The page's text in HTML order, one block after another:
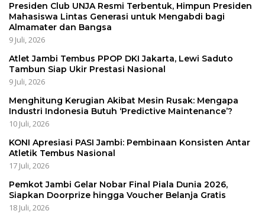
Presiden Club UNJA Resmi Terbentuk, Himpun Presiden
Mahasiswa Lintas Generasi untuk Mengabdi bagi
Almamater dan Bangsa
9 Juli, 2026
Atlet Jambi Tembus PPOP DKI Jakarta, Lewi Saduto
Tambun Siap Ukir Prestasi Nasional
9 Juli, 2026
Menghitung Kerugian Akibat Mesin Rusak: Mengapa
Industri Indonesia Butuh ‘Predictive Maintenance’?
10 Juli, 2026
KONI Apresiasi PASI Jambi: Pembinaan Konsisten Antar
Atletik Tembus Nasional
17 Juli, 2026
Pemkot Jambi Gelar Nobar Final Piala Dunia 2026,
Siapkan Doorprize hingga Voucher Belanja Gratis
18 Juli, 2026